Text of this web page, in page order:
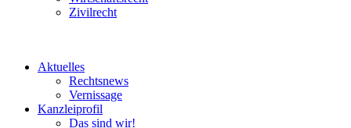
Zivilrecht
Aktuelles
Rechtsnews
Vernissage
Kanzleiprofil
Das sind wir!